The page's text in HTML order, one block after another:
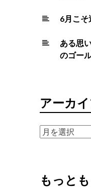
6月こそ
ある思
のゴー
アーカ
ア
ブ
もっと